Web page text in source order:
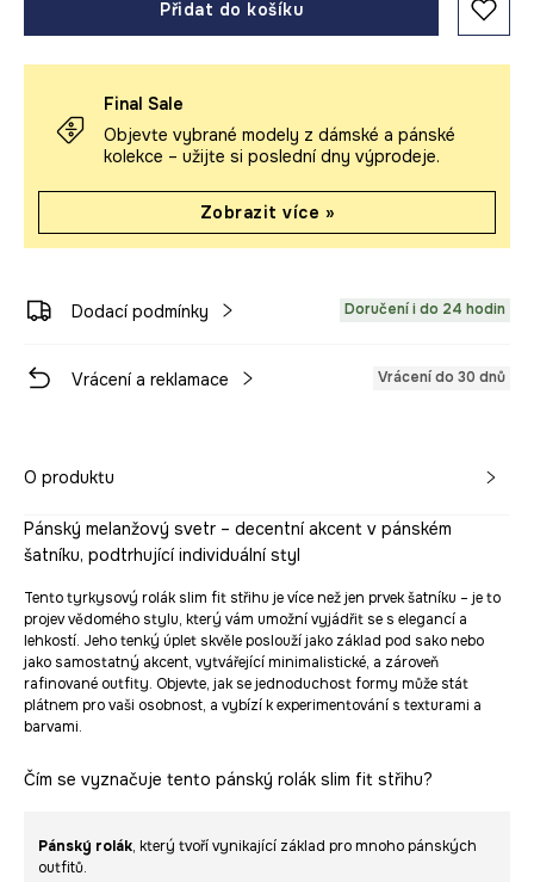
Přidat do košíku
Final Sale
Objevte vybrané modely z dámské a pánské
kolekce – užijte si poslední dny výprodeje.
Zobrazit více »
Dodací podmínky Doručení i do 24 hodin
Vrácení a reklamace Vrácení do 30 dnů
O produktu
Pánský melanžový svetr – decentní akcent v pánském
šatníku, podtrhující individuální styl
Tento tyrkysový rolák slim fit střihu je více než jen prvek šatníku – je to
projev vědomého stylu, který vám umožní vyjádřit se s elegancí a
lehkostí. Jeho tenký úplet skvěle poslouží jako základ pod sako nebo
jako samostatný akcent, vytvářející minimalistické, a zároveň
rafinované outfity. Objevte, jak se jednoduchost formy může stát
plátnem pro vaši osobnost, a vybízí k experimentování s texturami a
barvami.
Čím se vyznačuje tento pánský rolák slim fit střihu?
Pánský rolák, který tvoří vynikající základ pro mnoho pánských
outfitů.